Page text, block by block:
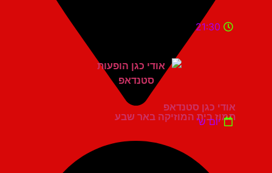
תמוז בית המוזיקה באר שבע
21:30
אודי כגן סטנדאפ
יום ש'